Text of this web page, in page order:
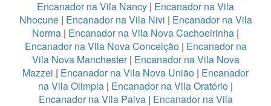
Encanador na Vila Nancy | Encanador na Vila
Nhocune| Encanador na Vila Nivi | Encanador na Vila
Norma | Encanador na Vila Nova Cachoeirinha |
Encanador na Vila Nova Conceição| Encanador na
Vila Nova Manchester| Encanador na Vila Nova
Mazzei | Encanador na Vila Nova União | Encanador
na Vila Olimpia | Encanador na Vila Oratório |
Encanador na Vila Paiva| Encanador na Vila